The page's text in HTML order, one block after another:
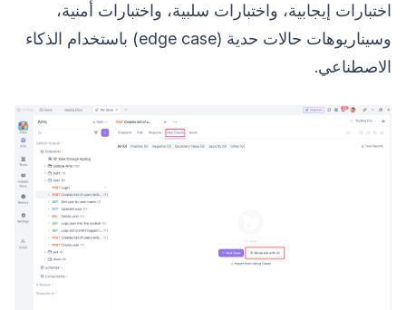
اختبارات إيجابية، واختبارات سلبية، واختبارات أمنية،
وسيناريوهات حالات حدية (edge case) باستخدام الذكاء
الاصطناعي.